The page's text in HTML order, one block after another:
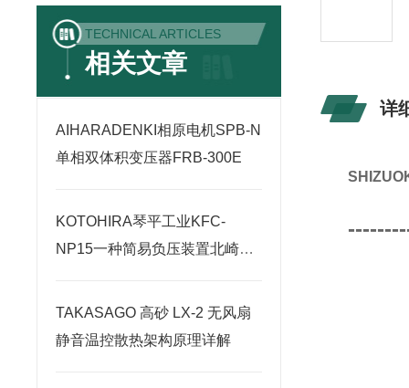
TECHNICAL ARTICLES
相关文章
AIHARADENKI相原电机SPB-N
单相双体积变压器FRB-300E
KOTOHIRA琴平工业KFC-
NP15一种简易负压装置北崎热
TAKASAGO 高砂 LX-2 无风扇
静音温控散热架构原理详解
详